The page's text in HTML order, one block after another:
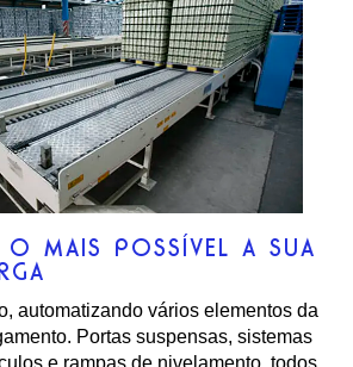
O MAIS POSSÍVEL A SUA
automatizando vários elementos da
Portas suspensas, sistemas
e rampas de nivelamento, todos